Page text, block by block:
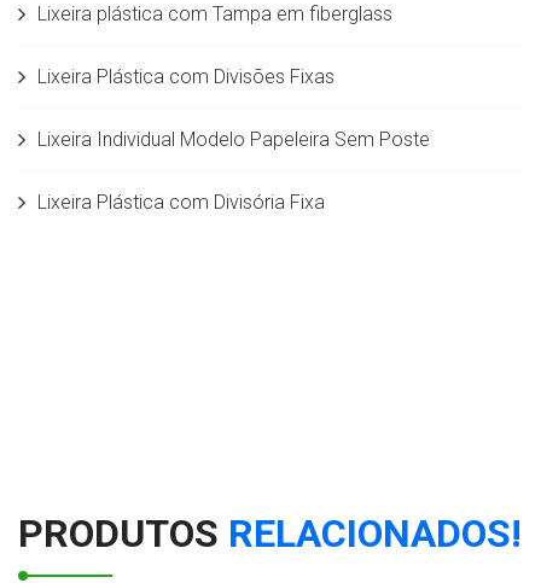
Lixeira plástica com Tampa em fiberglass
Lixeira Plástica com Divisões Fixas
Lixeira Individual Modelo Papeleira Sem Poste
Lixeira Plástica com Divisória Fixa
Conjunto de Lixeiras para coleta seletiva com Suporte
PRODUTOS RELACIONADOS!